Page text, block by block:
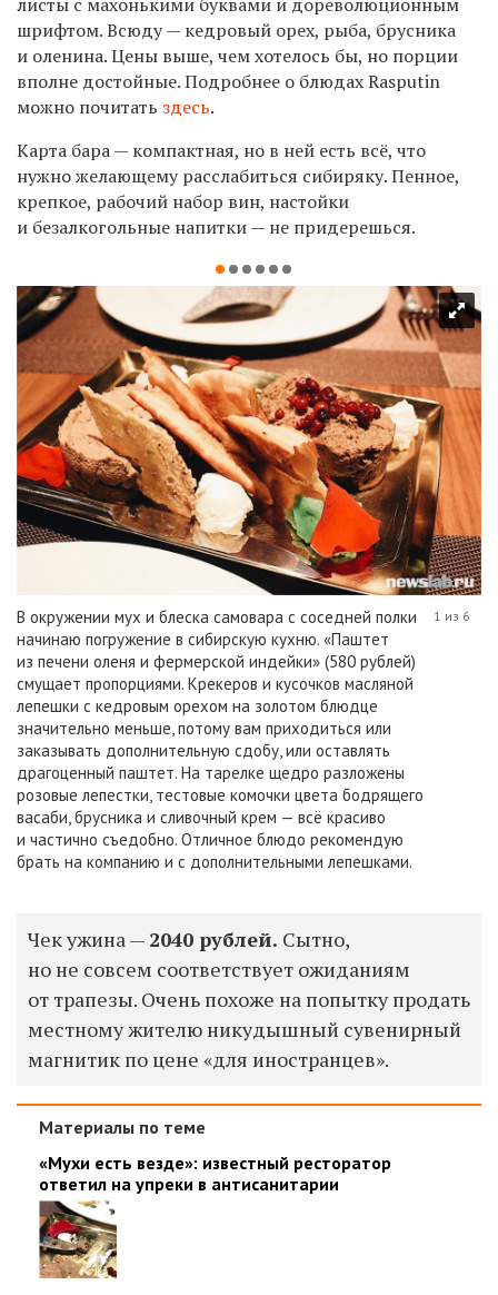
шрифтом. Всюду — кедровый орех, рыба, брусника
и оленина. Цены выше, чем хотелось бы, но порции
вполне достойные. Подробнее о блюдах Rasputin
можно почитать здесь.
Карта бара — компактная, но в ней есть всё, что
нужно желающему расслабиться сибиряку. Пенное,
крепкое, рабочий набор вин, настойки
и безалкогольные напитки — не придерешься.
В окружении мух и блеска самовара с соседней полки
начинаю погружение в сибирскую кухню. «Паштет
из печени оленя и фермерской индейки» (580 рублей)
смущает пропорциями. Крекеров и кусочков масляной
лепешки с кедровым орехом на золотом блюдце
значительно меньше, потому вам приходиться или
заказывать дополнительную сдобу, или оставлять
драгоценный паштет. На тарелке щедро разложены
розовые лепестки, тестовые комочки цвета бодрящего
васаби, брусника и сливочный крем — всё красиво
и частично съедобно. Отличное блюдо рекомендую
брать на компанию и с дополнительными лепешками.
1 из 6
Чек ужина — 2040 рублей. Сытно,
но не совсем соответствует ожиданиям
от трапезы. Очень похоже на попытку продать
местному жителю никудышный сувенирный
магнитик по цене «для иностранцев».
Материалы по теме
«Мухи есть везде»: известный ресторатор
ответил на упреки в антисанитарии